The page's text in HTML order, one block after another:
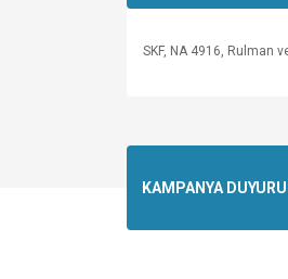
SKF, NA 4916, Rulman
Ürün resmi
KAMPANYA